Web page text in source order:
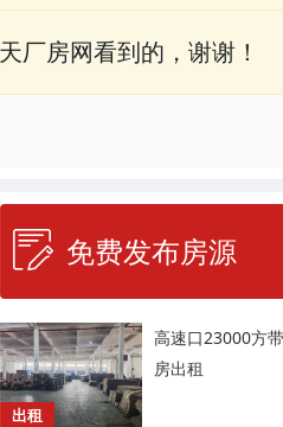
厂房网看到的，谢谢！
免费发布房源
出租
高速口23000方
房出租